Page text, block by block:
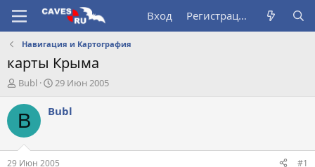
Вход Регистрация
Навигация и Картография
карты Крыма
А
т
о
т
е
Bubl
Д
т
ч
29 Июн 2005
B Bubl
29 Июн 2005 #1